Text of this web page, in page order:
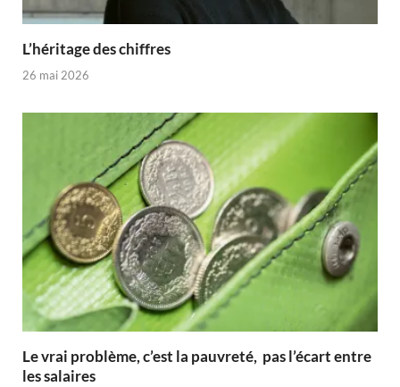
L’héritage des chiffres
26 mai 2026
Le vrai problème, c’est la pauvreté, pas l’écart entre
les salaires